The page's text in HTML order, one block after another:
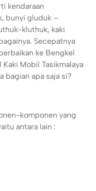
kendaraan
bunyi gluduk –
kluthuk, kaki
Secepatnya
ke Bengkel
Kaki Mobil Tasikmalaya
bagian apa saja si?
komponen yang
antara lain :